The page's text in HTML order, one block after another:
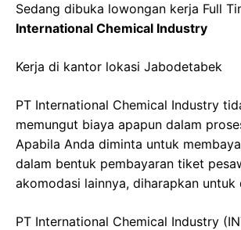
Sedang dibuka lowongan kerja Full
International Chemical Industry
Kerja di kantor lokasi Jabodetabek
PT International Chemical Industry
memungut biaya apapun dalam
Apabila Anda diminta untuk
dalam bentuk pembayaran tiket
akomodasi lainnya, diharapkan untuk
PT International Chemical Industry